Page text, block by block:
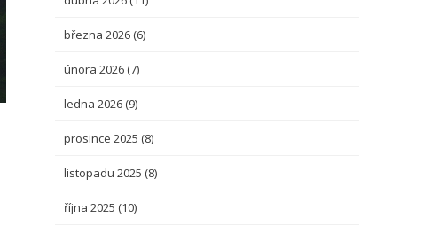
března 2026 (6)
února 2026 (7)
ledna 2026 (9)
prosince 2025 (8)
listopadu 2025 (8)
října 2025 (10)